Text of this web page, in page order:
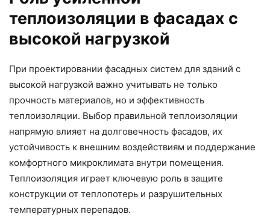
теплоизоляции в фасадах с
высокой нагрузкой
При проектировании фасадных систем для зданий с
высокой нагрузкой важно учитывать не только
прочность материалов, но и эффективность
теплоизоляции. Выбор правильной теплоизоляции
напрямую влияет на долговечность фасадов, их
устойчивость к внешним воздействиям и поддержание
комфортного микроклимата внутри помещения.
Теплоизоляция играет ключевую роль в защите
конструкции от теплопотерь и разрушительных
температурных перепадов.